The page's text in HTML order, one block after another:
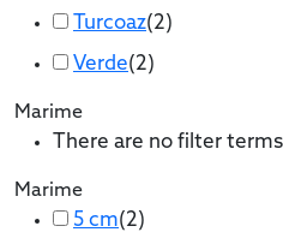
Turcoaz(2)
Verde(2)
Marime
There are no filter
Marime
5 cm(2)